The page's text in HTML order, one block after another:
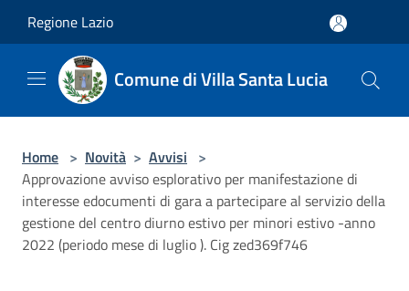
Regione Lazio
Comune di Villa Santa Lucia
Home > Novità > Avvisi >
Approvazione avviso esplorativo per manifestazione di
interesse edocumenti di gara a partecipare al servizio della
gestione del centro diurno estivo per minori estivo -anno
2022 (periodo mese di luglio ). Cig zed369f746